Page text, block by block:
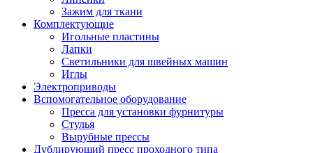
Зажим для ткани
Комплектующие
Игольные пластины
Лапки
Светильники для швейных машин
Иглы
Электроприводы
Вспомогательное оборудование
Пресса для установки фурнитуры
Стулья
Вырубные прессы
Дублирующий пресс проходного типа